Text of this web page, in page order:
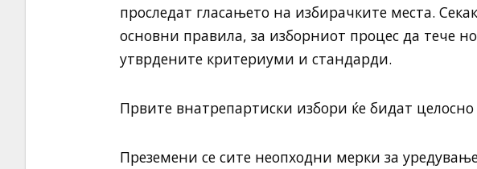
проследат гласањето на избирачките места.
основни правила, за изборниот процес да тече
утврдените критериуми и стандарди.
Првите внатрепартиски избори ќе бидат целосно
Преземени се сите неопходни мерки за